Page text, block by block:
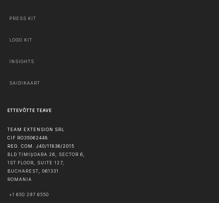
PRESS KIT
LOGO KIT
INSIGHTS
SAIDIKAART
ETTEVÕTTE TEAVE
TEAM EXTENSION SRL
CIF RO35062448
REG. COM. J40/11836/2015
BLD TIMIȘOARA 26, SECTOR 6,
1ST FLOOR, SUITE 127,
BUCHAREST, 061331
ROMANIA
+1 650 297 6550